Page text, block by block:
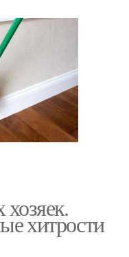
хитрости